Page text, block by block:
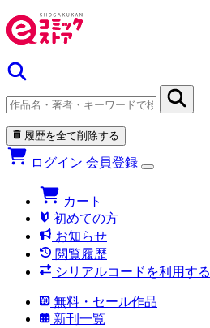
履歴を全て削除する
ログイン 会員登録
カート
初めての方
お知らせ
閲覧履歴
シリアルコードを利用する
無料・セール作品
新刊一覧